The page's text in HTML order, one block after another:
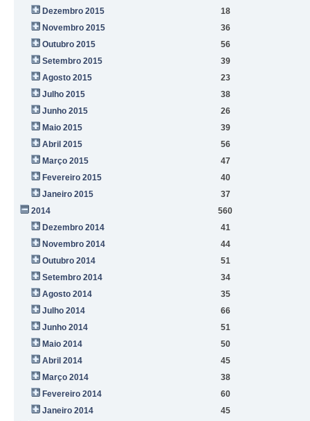
Dezembro 2015
18
Novembro 2015
36
Outubro 2015
56
Setembro 2015
39
Agosto 2015
23
Julho 2015
38
Junho 2015
26
Maio 2015
39
Abril 2015
56
Março 2015
47
Fevereiro 2015
40
Janeiro 2015
37
2014
560
Dezembro 2014
41
Novembro 2014
44
Outubro 2014
51
Setembro 2014
34
Agosto 2014
35
Julho 2014
66
Junho 2014
51
Maio 2014
50
Abril 2014
45
Março 2014
38
Fevereiro 2014
60
Janeiro 2014
45